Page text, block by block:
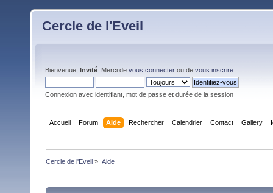
Cercle de l'Eveil
Bienvenue, Invité . Merci de vous connecter ou de vous inscrire
Connexion avec identifiant, mot de passe et durée de la session
Accueil Forum Aide Rechercher Calendrier Contact Gallery
Cercle de l'Eveil » Aide